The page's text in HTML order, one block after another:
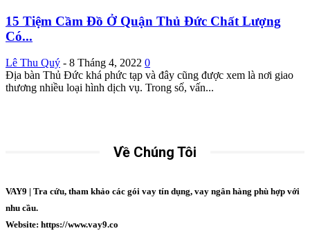
15 Tiệm Cầm Đồ Ở Quận Thủ Đức Chất Lượng
Có...
Lê Thu Quý - 8 Tháng 4, 2022 0
Địa bàn Thủ Đức khá phức tạp và đây cũng được xem là nơi giao
thương nhiều loại hình dịch vụ. Trong số, vấn...
Về Chúng Tôi
VAY9 | Tra cứu, tham khảo các gói vay tín dụng, vay ngân hàng phù hợp với
nhu cầu.
Website: https://www.vay9.co